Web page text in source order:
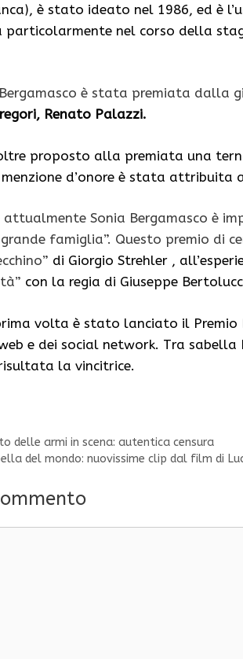
è stato ideato nel 1986, ed è
particolarmente nel corso della
Bergamasco è stata premiata dalla
Renato Palazzi.
proposto alla premiata una
d’onore è stata attribuita
attualmente Sonia Bergamasco è
grande famiglia”. Questo premio di
di Giorgio Strehler ,
con la regia di Giuseppe
volta è stato lanciato il Premio
e dei social network. Tra sabella
la vincitrice.
delle armi in scena: autentica censura
del mondo: nuovissime clip dal film di